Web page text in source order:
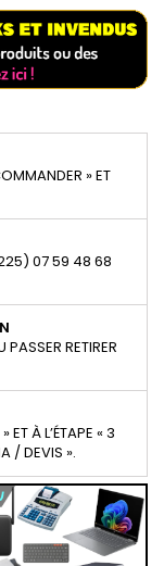
» ET
07 59 48 68
RETIRER
À L’ÉTAPE « 3
/ DEVIS ».